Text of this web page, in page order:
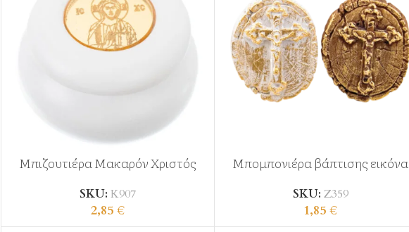
Μπιζουτιέρα Μακαρόν Χριστός
SKU: Κ907
2,85 €
Μπομπονιέρα βάπτισης εικόνα
SKU: Ζ359
1,85€